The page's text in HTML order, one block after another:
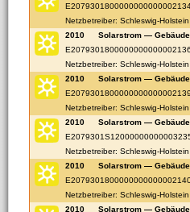
Netzbetreiber: Schleswig-
2010
Solarstrom — Gebäude
Netzbetreiber: Schleswig-
2010
Solarstrom — Gebäude
Netzbetreiber: Schleswig-
2010
Solarstrom — Gebäude
Netzbetreiber: Schleswig-
2010
Solarstrom — Gebäude
Netzbetreiber: Schleswig-
2010
Solarstrom — Gebäude